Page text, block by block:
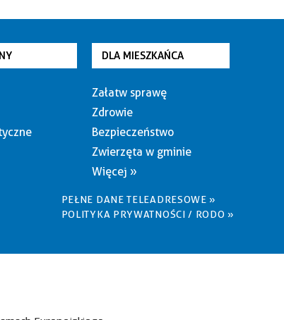
DLA MIESZKAŃCA
Załatw sprawę
Zdrowie
Bezpieczeństwo
Zwierzęta w gminie
Więcej »
PEŁNE DANE TELEADRESOWE »
POLITYKA PRYWATNOŚCI / RODO »